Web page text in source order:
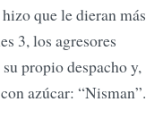
que le dieran más
3, los agresores
propio despacho y,
azúcar: “Nisman”.